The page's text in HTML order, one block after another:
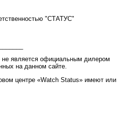
"СТАТУС"
не является официальным дилером
на данном сайте.
центре «Watch Status» имеют или